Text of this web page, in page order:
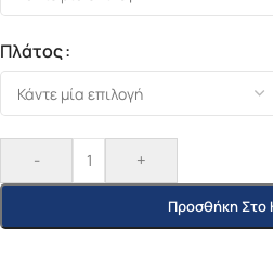
Πλάτος
- +
Προσθήκη Στο